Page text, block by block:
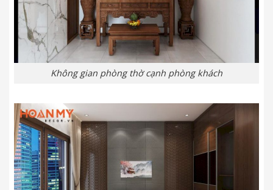
Không gian phòng thờ cạnh phòng khách